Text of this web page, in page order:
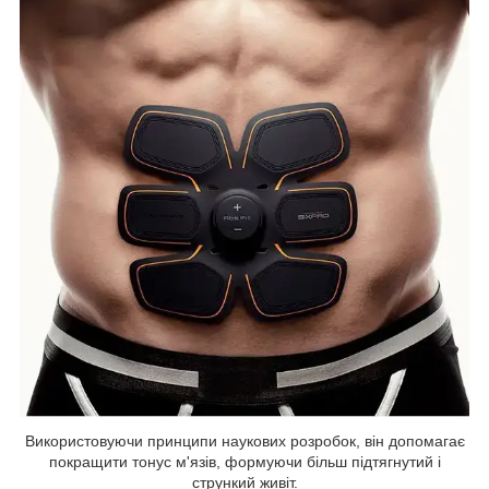
Використовуючи принципи наукових розробок, він допомагає
покращити тонус м'язів, формуючи більш підтягнутий і
стрункий живіт.